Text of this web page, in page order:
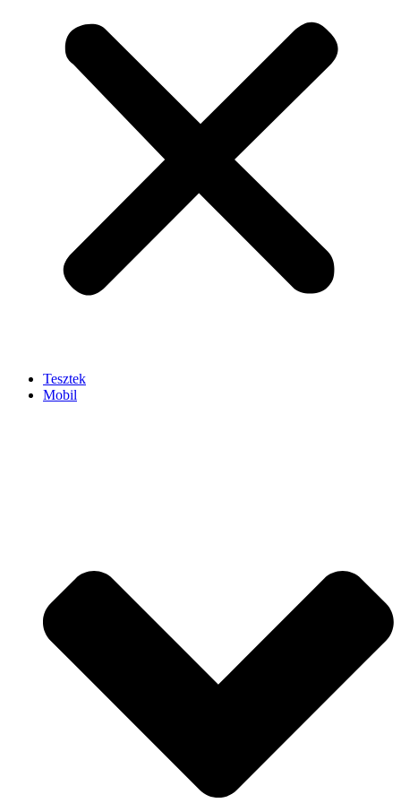
Tesztek
Mobil